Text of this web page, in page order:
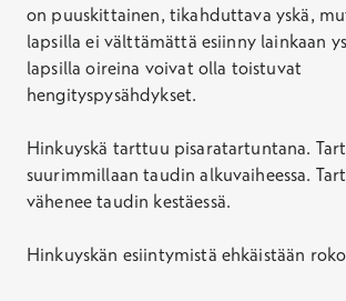
Hepatiitti A -rokotus, aikuinen
Rokotussuojan saaminen edellyttää kaksi
rokotuskäyntiä. Hinta kattaa yhden
Hinta
114,00 €
Ei Kela-korvausta
on puuskittainen, tikahduttava yskä,
lapsilla ei välttämättä esiinny lainkaan
lapsilla oireina voivat olla toistuvat
hengityspysähdykset.
Hinkuyskä tarttuu pisaratartuntana.
suurimmillaan taudin alkuvaiheessa.
vähenee taudin kestäessä.
Hinkuyskän esiintymistä ehkäistään